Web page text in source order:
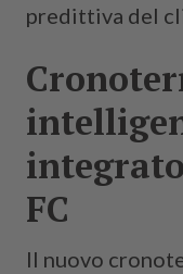
predittiva del
integrato
FC
Il nuovo